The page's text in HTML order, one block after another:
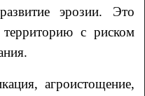
эрозии. Это
территорию с риском
агроистощение,